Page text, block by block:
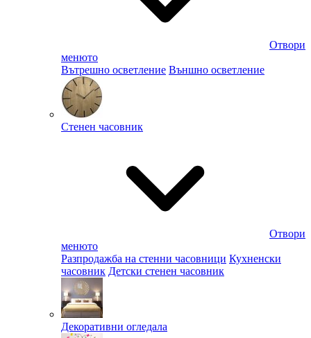
Отвори
менюто
Вътрешно осветление Външно осветление
Стенен часовник
Отвори
менюто
Разпродажба на стенни часовници Кухненски
часовник Детски стенен часовник
Декоративни огледала